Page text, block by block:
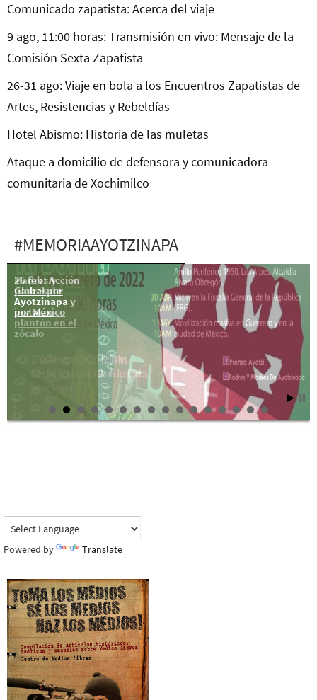
Comunicado zapatista: Acerca del viaje
9 ago, 11:00 horas: Transmisión en vivo: Mensaje de la
Comisión Sexta Zapatista
26-31 ago: Viaje en bola a los Encuentros Zapatistas de
Artes, Resistencias y Rebeldías
Hotel Abismo: Historia de las muletas
Ataque a domicilio de defensora y comunicadora
comunitaria de Xochimilco
#MEMORIAAYOTZINAPA
26 feb: Acción
Global por
Ayotzinapa y
por México
Madres y
padres de
Ayotzinapa
instalan
plantón en el
zócalo
Powered by Translate